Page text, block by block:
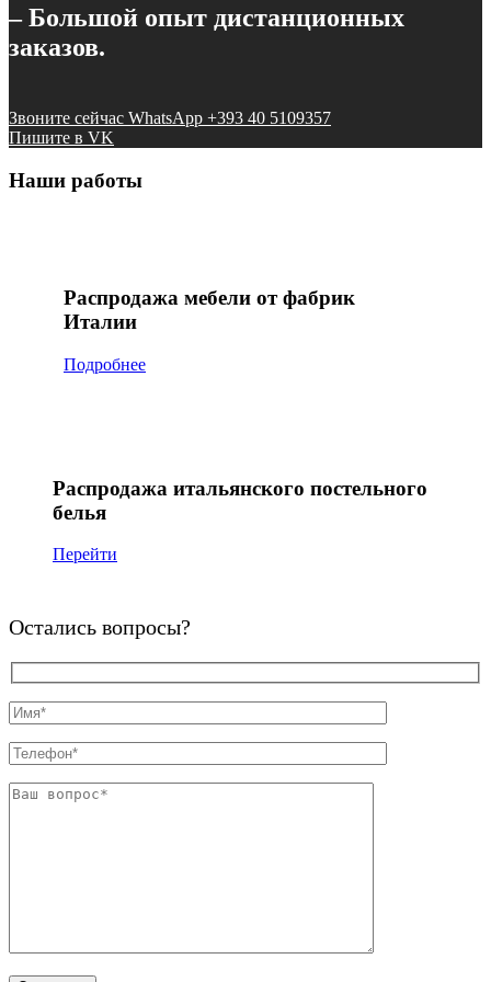
– Большой опыт дистанционных
заказов.
Звоните сейчас WhatsApp +393 40 5109357
Пишите в VK
Наши работы
Распродажа мебели от фабрик
Италии
Подробнее
Распродажа итальянского постельного
белья
Перейти
Остались вопросы?